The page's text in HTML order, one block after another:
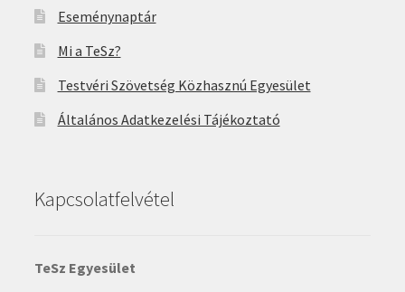
Eseménynaptár
Mi a TeSz?
Testvéri Szövetség Közhasznú Egyesület
Általános Adatkezelési Tájékoztató
Kapcsolatfelvétel
TeSz Egyesület